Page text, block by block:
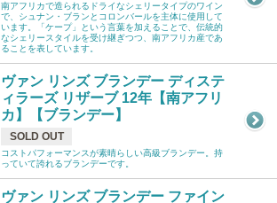
南アフリカで造られるドライなシェリータイプのワイン
で、シュナン・ブランとコロンバールを主体に使用して
います。「ケープ」という言葉を加えることで、伝統的
なシェリースタイルを受け継ぎつつ、南アフリカ産であ
ることを表しています。
ヴァン リンズ ブランデー ディステ
ィラーズ リザーブ 12年【南アフリ
カ】【ブランデー】
SOLD OUT
コストパフォーマンスが素晴らしい高級ブランデー。持
っていて誇れるブランデーです。
ヴァン リンズ ブランデー ファイン